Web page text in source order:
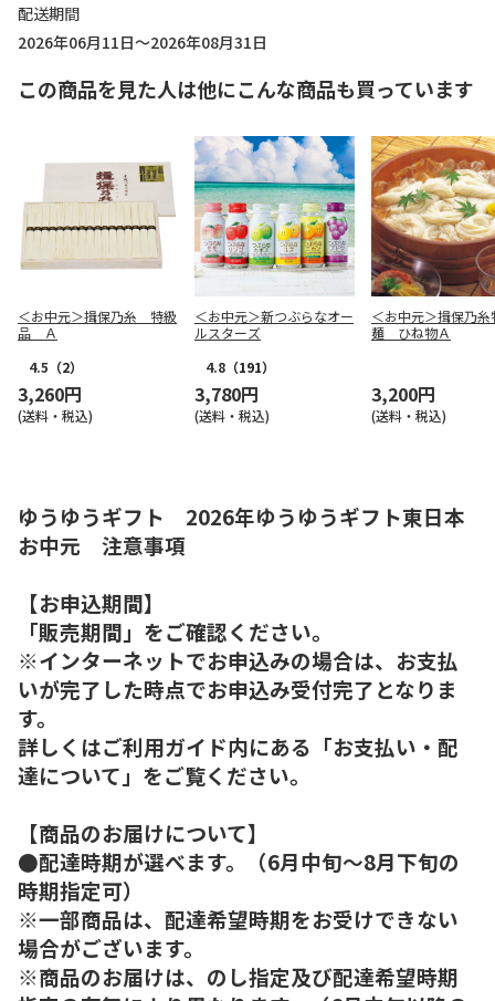
配送期間
2026年06月11日～2026年08月31日
この商品を見た人は他にこんな商品も買っています
＜お中元＞揖保乃糸 特級
品 Ａ
4.5 （2）
3,260円
(送料・税込)
＜お中元＞新つぶらなオー
ルスターズ
4.8 （191）
3,780円
(送料・税込)
＜お中元＞揖保乃糸
麺 ひね物Ａ
3,200円
(送料・税込)
ゆうゆうギフト 2026年ゆうゆうギフト東日本
お中元 注意事項
【お申込期間】
「販売期間」をご確認ください。
※インターネットでお申込みの場合は、お支払
いが完了した時点でお申込み受付完了となりま
す。
詳しくはご利用ガイド内にある「お支払い・配
達について」をご覧ください。
【商品のお届けについて】
●配達時期が選べます。（6月中旬～8月下旬の
時期指定可）
※一部商品は、配達希望時期をお受けできない
場合がございます。
※商品のお届けは、のし指定及び配達希望時期